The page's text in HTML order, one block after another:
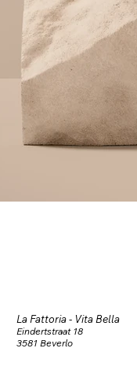
La Fattoria - Vita Bella
Eindertstraat 18
3581 Beverlo